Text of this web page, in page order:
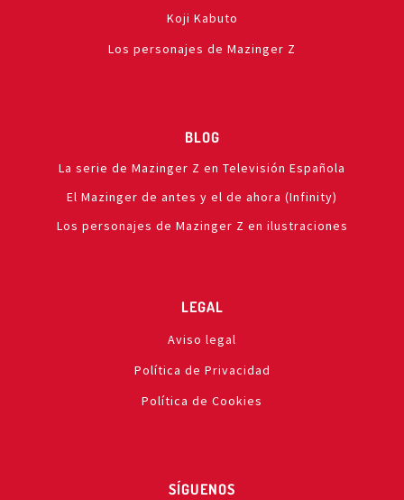
Koji Kabuto
Los personajes de Mazinger Z
BLOG
La serie de Mazinger Z en Televisión Española
El Mazinger de antes y el de ahora (Infinity)
Los personajes de Mazinger Z en ilustraciones
LEGAL
Aviso legal
Política de Privacidad
Política de Cookies
SÍGUENOS